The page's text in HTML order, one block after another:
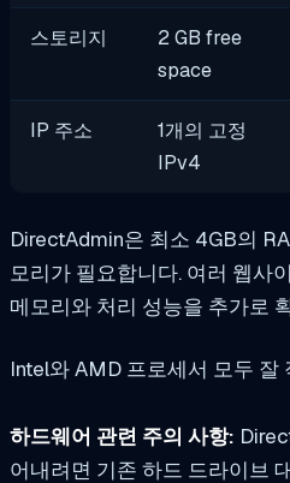
스토리지
2 GB free
space
IP 주소
1개의 고정
IPv4
DirectAdmin은 최소 4GB의
모리가 필요합니다. 여러 웹사
메모리와 처리 성능을 추가로
Intel와 AMD 프로세서 모두 잘
하드웨어 관련 주의 사항:
어내려면 기존 하드 드라이브